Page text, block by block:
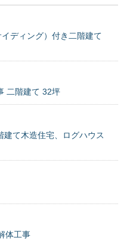
ディング）付き二階建て
二階建て 32坪
て木造住宅、ログハウス
体工事